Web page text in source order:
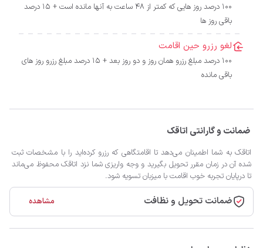
100 درصد روز هایی که کمتر از 48 ساعت به آنها مانده است + 15 درصد
باقی روز ها
لغو رزرو حین اقامت
100 درصد مبلغ رزرو همان روز و دو روز بعد + 15 درصد مبلغ رزرو روز های
باقی مانده
ضمانت و گارانتی اتاقک
اتاقک به شما اطمینان می‌دهد تا اقامتگاهی که رزرو کرده‌اید را با مشخصات ثبت
شده آن در زمان مقرر تحویل بگیرید و وجه واریزی شما نزد اتاقک محفوظ می‌ماند
تا درپایان تجربه خوب اقامت با میزبان تسویه شود.
ضمانت تحویل و نظافت مشاهده